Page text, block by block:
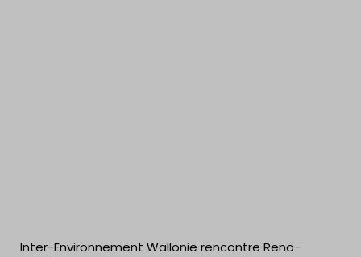
Inter-Environnement Wallonie rencontre Reno-